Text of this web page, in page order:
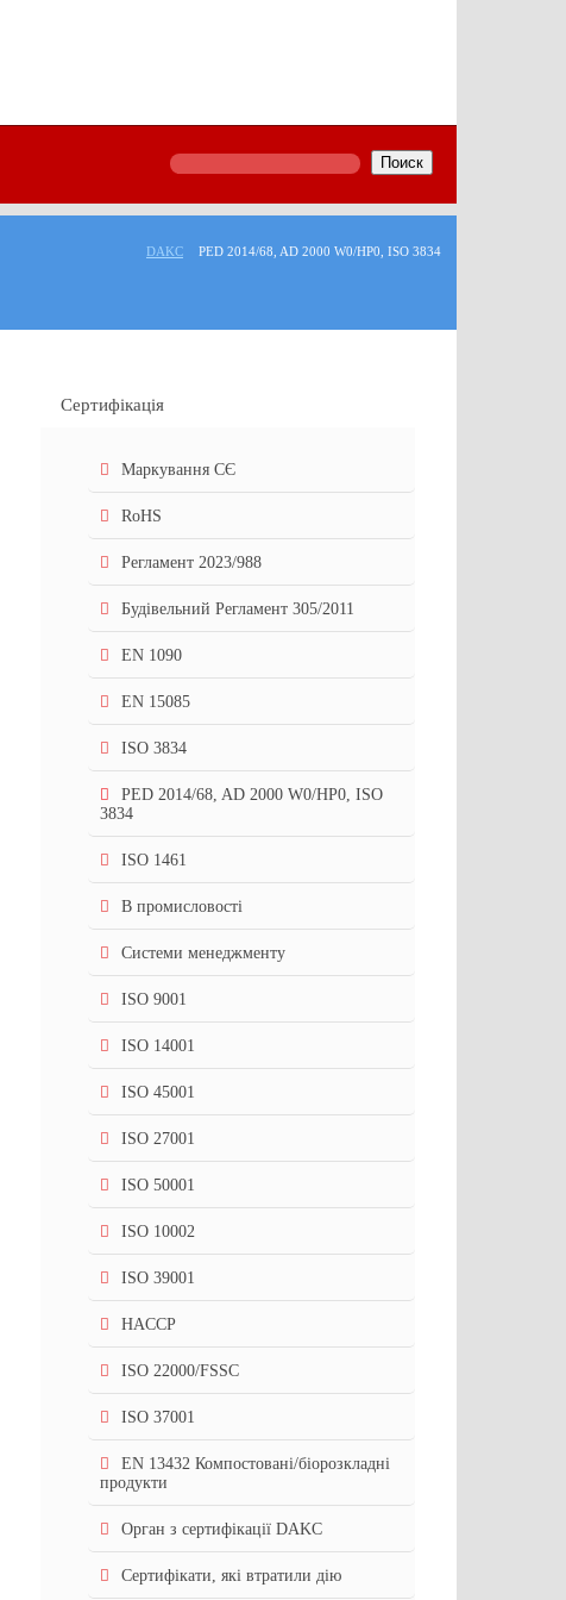
Поиск
DAKC PED 2014/68, AD 2000 W0/HP0, ISO 3834
Сертифікація
Маркування СЄ
RoHS
Регламент 2023/988
Будівельний Регламент 305/2011
EN 1090
EN 15085
ISO 3834
PED 2014/68, AD 2000 W0/HP0, ISO
3834
ISO 1461
В промисловості
Системи менеджменту
ISO 9001
ISO 14001
ISO 45001
ISO 27001
ISO 50001
ISO 10002
ISO 39001
HACCP
ISO 22000/FSSC
ISO 37001
EN 13432 Компостовані/біорозкладні
продукти
Орган з сертифікації DAKC
Сертифікати, які втратили дію